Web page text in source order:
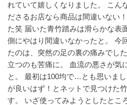
れていて嬉しくなりました。
こん
ださるお店なら商品は間違いない
た笑 届いた青竹踏みは滑らかな表面
側にやはり間違いなかったと。
今
たのは、突然の足の裏の痛みでした
立つのも苦痛に。
血流の悪さが気
と。
最初は100均で…とも思いま
が良いはず！とネットで見つけた
す。
いざ使ってみようとしたとこ